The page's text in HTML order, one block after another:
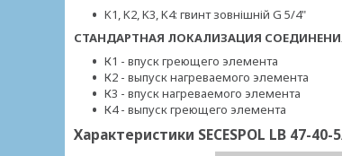
K1, K2, K3, K4: гвинт зовнішній G 5/4"
СТАНДАРТНАЯ ЛОКАЛИЗАЦИЯ
К1 - впуск греющего элемента
К2 - выпуск нагреваемого элемента
К3 - впуск нагреваемого элемента
К4 - выпуск греющего элемента
Характеристики SECESPOL LB 47-